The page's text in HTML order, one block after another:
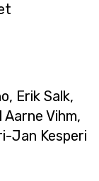
Erik Salk,
Vihm,
Jan Kesperi